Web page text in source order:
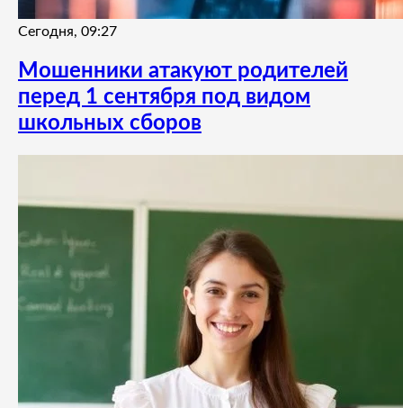
Сегодня, 09:27
Мошенники атакуют родителей
перед 1 сентября под видом
школьных сборов